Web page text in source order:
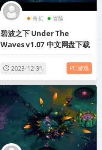
奇幻 冒险
碧波之下 Under The
Waves v1.07 中文网盘下载
2023-12-31 PC游戏